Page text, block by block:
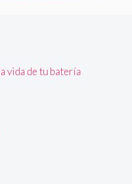
vida de tu batería